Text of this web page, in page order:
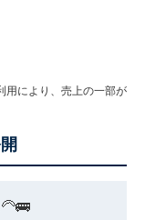
用により、売上の一部が